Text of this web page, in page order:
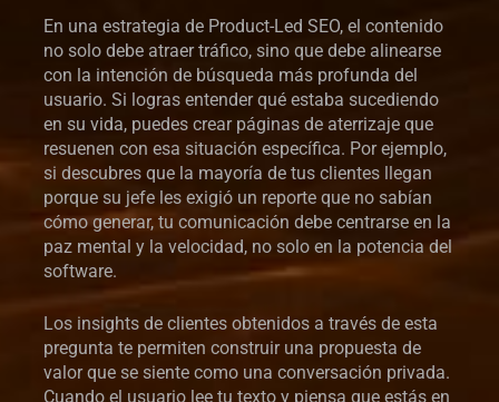
En una estrategia de Product-Led SEO, el contenido
no solo debe atraer tráfico, sino que debe alinearse
con la intención de búsqueda más profunda del
usuario. Si logras entender qué estaba sucediendo
en su vida, puedes crear páginas de aterrizaje que
resuenen con esa situación específica. Por ejemplo,
si descubres que la mayoría de tus clientes llegan
porque su jefe les exigió un reporte que no sabían
cómo generar, tu comunicación debe centrarse en la
paz mental y la velocidad, no solo en la potencia del
software.
Los insights de clientes obtenidos a través de esta
pregunta te permiten construir una propuesta de
valor que se siente como una conversación privada.
Cuando el usuario lee tu texto y piensa que estás en